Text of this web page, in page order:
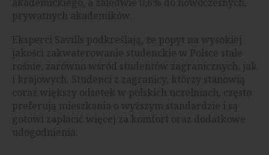
prywatnych akademików.
Eksperci Savills podkreślają, że popyt na wysokiej
jakości zakwaterowanie studenckie w Polsce stale
rośnie, zarówno wśród studentów zagranicznych, jak
i krajowych. Studenci z zagranicy, którzy stanowią
coraz większy odsetek w polskich uczelniach, często
preferują mieszkania o wyższym standardzie i są
gotowi zapłacić więcej za komfort oraz dodatkowe
udogodnienia.